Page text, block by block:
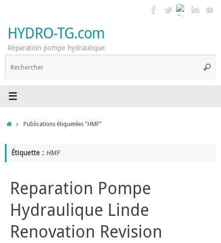
contenu
HYDRO-TG.com
Réparation pompe hydraulique
AccueilPublications étiquetées "HMF"
Étiquette : HMF
Reparation Pompe
Hydraulique Linde
Renovation Revision